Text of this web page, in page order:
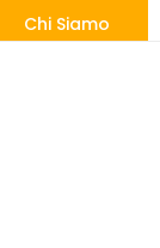
Chi Siamo